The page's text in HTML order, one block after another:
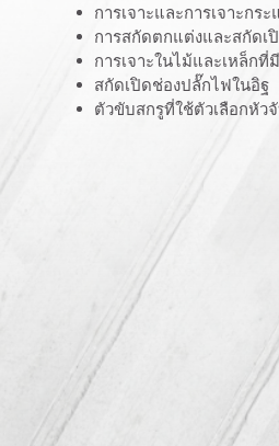
การเจาะและการเจาะก
การสกัดตกแต่งและสกัดเ
การเจาะในไม้และเหล็ก
สกัดเปิดช่องปลั๊กไฟในอิฐ
ตัวขับสกรูที่ใช้ตัวเลือกหัว